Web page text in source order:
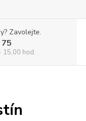
Zavolejte.
15,00 hod.